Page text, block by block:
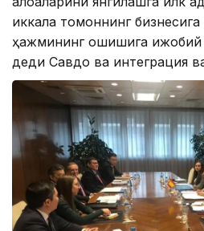
иккала томоннинг
ҳажмининг ошишига ижобий
деди Савдо ва интеграция